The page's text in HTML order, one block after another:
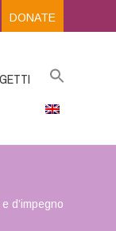
DONATE
d’impegno